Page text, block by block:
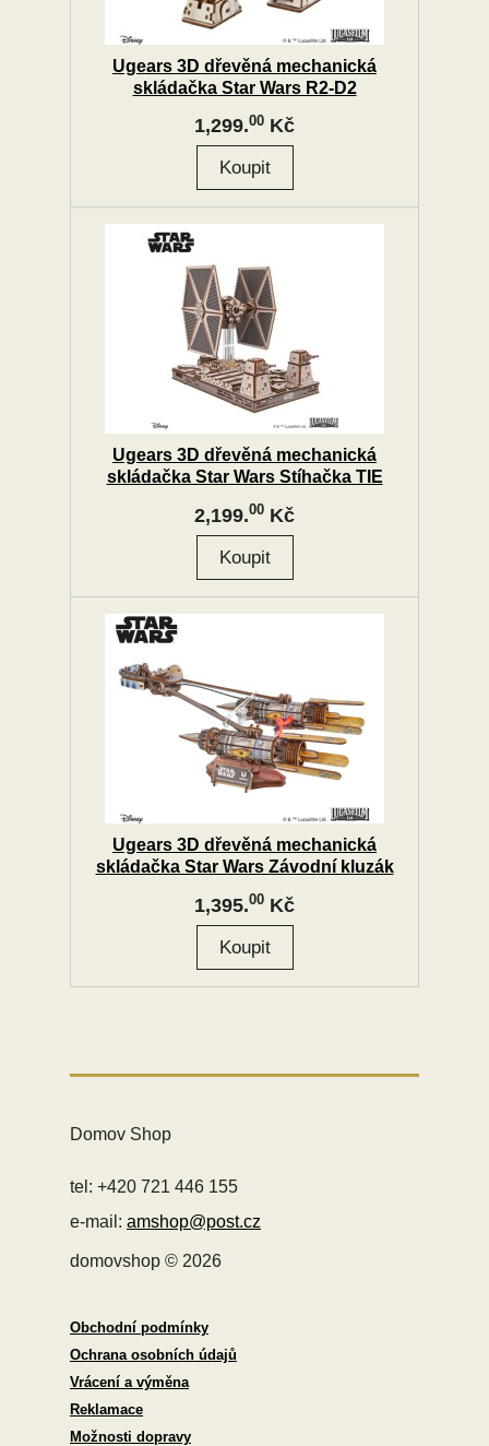
Ugears 3D dřevěná mechanická
skládačka Star Wars R2-D2
1,299.00 Kč
Ugears 3D dřevěná mechanická
skládačka Star Wars Stíhačka TIE
2,199.00 Kč
Ugears 3D dřevěná mechanická
skládačka Star Wars Závodní kluzák
1,395.00 Kč
Domov Shop
tel: +420 721 446 155
e-mail: amshop@post.cz
domovshop © 2026
Obchodní podmínky
Ochrana osobních údajů
Vrácení a výměna
Reklamace
Možnosti dopravy